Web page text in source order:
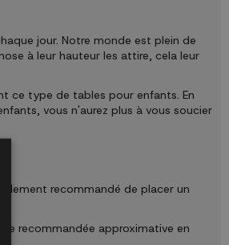
jour. Notre monde est plein de
à leur hauteur les attire, cela leur
ce type de tables pour enfants. En
vous n'aurez plus à vous soucier
recommandé de placer un
recommandée approximative en